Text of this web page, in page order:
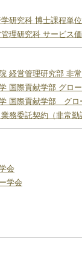
研究科 博士課程単
理研究科 サービス
経営管理研究部 非
国際貢献学部 グロ
国際貢献学部 グロ
務委託契約（非常勤
会
学会